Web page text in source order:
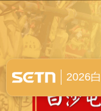
白沙屯媽
2026